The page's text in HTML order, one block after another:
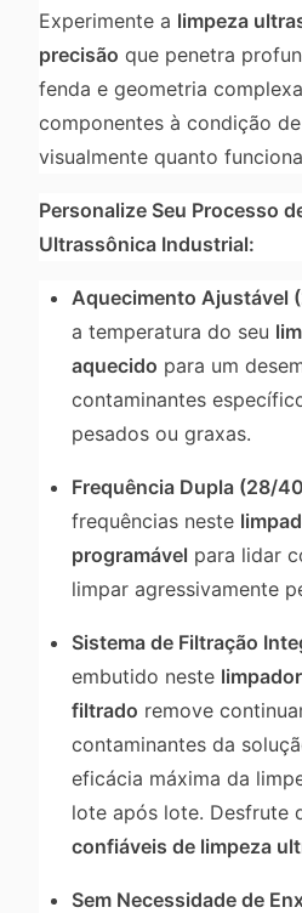
Experimente a limpeza
precisão que penetra
fenda e geometria
componentes à condição
visualmente quanto
Personalize Seu Processo
Ultrassônica Industrial:
Aquecimento Ajustável
a temperatura do seu
aquecido para um
contaminantes
pesados ou graxas.
Frequência Dupla (28/
frequências neste
programável para lidar
limpar agressivamente
Sistema de Filtração
embutido neste
filtrado remove
contaminantes da
eficácia máxima da
lote após lote. Desfrute
confiáveis de limpeza
Sem Necessidade de